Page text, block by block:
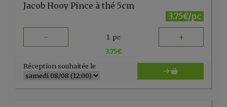
Jacob Hooy Pince à thé 5cm
3.75€/pc
- 1 pc +
3.75€
Réception souhaitée le